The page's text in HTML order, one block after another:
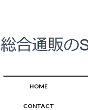
HOME
CONTACT